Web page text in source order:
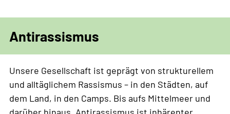
Antirassismus
Unsere Gesellschaft ist geprägt von strukturellem
und alltäglichem Rassismus – in den Städten, auf
dem Land, in den Camps. Bis aufs Mittelmeer und